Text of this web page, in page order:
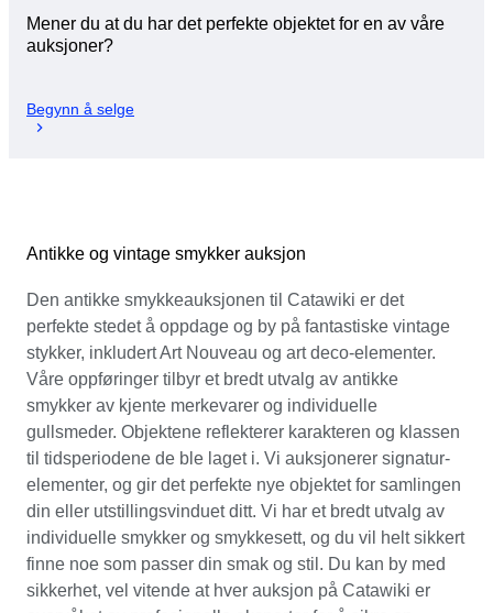
Mener du at du har det perfekte objektet for en av våre
auksjoner?
Begynn å selge
Antikke og vintage smykker auksjon
Den antikke smykkeauksjonen til Catawiki er det
perfekte stedet å oppdage og by på fantastiske vintage
stykker, inkludert Art Nouveau og art deco-elementer.
Våre oppføringer tilbyr et bredt utvalg av antikke
smykker av kjente merkevarer og individuelle
gullsmeder. Objektene reflekterer karakteren og klassen
til tidsperiodene de ble laget i. Vi auksjonerer signatur-
elementer, og gir det perfekte nye objektet for samlingen
din eller utstillingsvinduet ditt. Vi har et bredt utvalg av
individuelle smykker og smykkesett, og du vil helt sikkert
finne noe som passer din smak og stil. Du kan by med
sikkerhet, vel vitende at hver auksjon på Catawiki er